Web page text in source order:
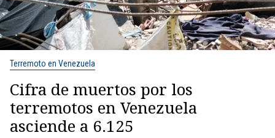
Terremoto en Venezuela
Cifra de muertos por los
terremotos en Venezuela
asciende a 6.125